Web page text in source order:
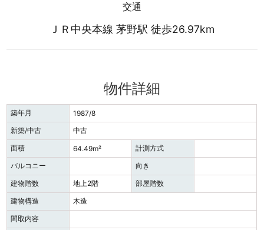
交通
ＪＲ中央本線 茅野駅 徒歩26.97km
物件詳細
築年月
1987/8
新築/中古
中古
面積
64.49m²
計測方式
バルコニー
向き
建物階数
地上2階
部屋階数
建物構造
木造
間取内容